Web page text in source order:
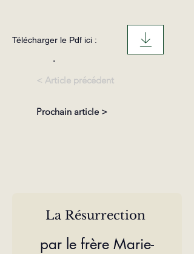
Télécharger le Pdf ici :
.
< Article précédent
Prochain article >
La Résurrection
par le frère Marie-